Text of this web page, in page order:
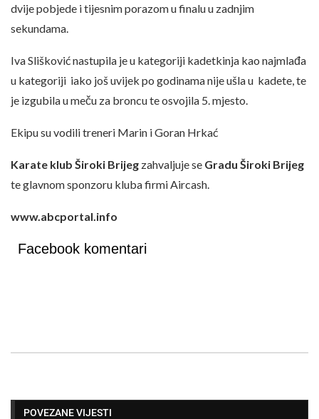
dvije pobjede i tijesnim porazom u finalu u zadnjim
sekundama.
Iva Slišković nastupila je u kategoriji kadetkinja kao najmlađa
u kategoriji iako još uvijek po godinama nije ušla u kadete, te
je izgubila u meču za broncu te osvojila 5. mjesto.
Ekipu su vodili treneri Marin i Goran Hrkać
Karate klub Široki Brijeg zahvaljuje se Gradu Široki Brijeg
te glavnom sponzoru kluba firmi Aircash.
www.abcportal.info
Facebook komentari
POVEZANE VIJESTI